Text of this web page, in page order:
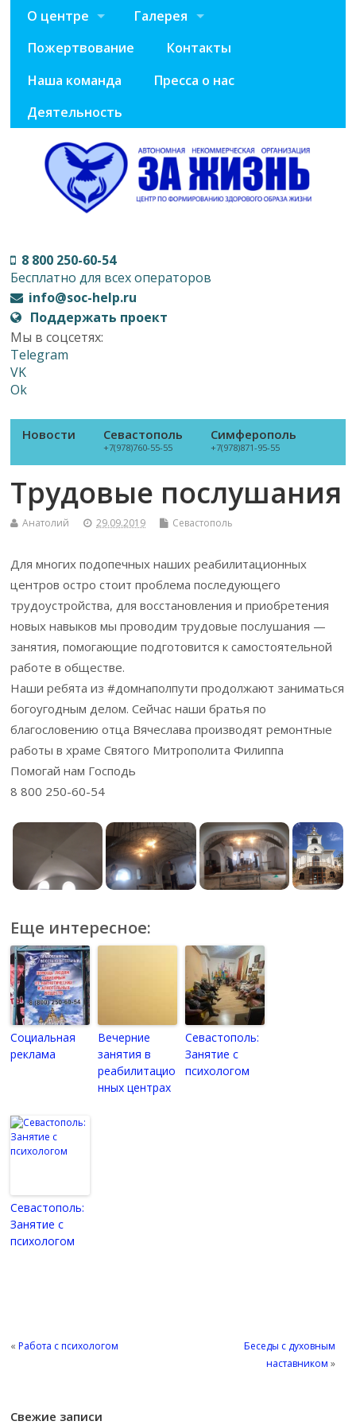
О центре
Галерея
Пожертвование
Контакты
Наша команда
Пресса о нас
Деятельность
8 800 250-60-54
Бесплатно для всех операторов
info@soc-help.ru
Поддержать проект
Мы в соцсетях:
Telegram
VK
Ok
Новости Севастополь
+7(978)760-55-55
Симферополь
+7(978)871-95-55
Трудовые послушания
Анатолий 29.09.2019 Севастополь
Для многих подопечных наших реабилитационных
центров остро стоит проблема последующего
трудоустройства, для восстановления и приобретения
новых навыков мы проводим трудовые послушания —
занятия, помогающие подготовится к самостоятельной
работе в обществе.
Наши ребята из #домнаполпути продолжают заниматься
богоугодным делом. Сейчас наши братья по
благословению отца Вячеслава производят ремонтные
работы в храме Святого Митрополита Филиппа
Помогай нам Господь
8 800 250-60-54
Еще интересное:
Социальная
реклама
Вечерние
занятия в
реабилитацио
нных центрах
Севастополь:
Занятие с
психологом
Севастополь:
Занятие с
психологом
«Работа с психологом
Беседы с духовным
наставником »
Свежие записи